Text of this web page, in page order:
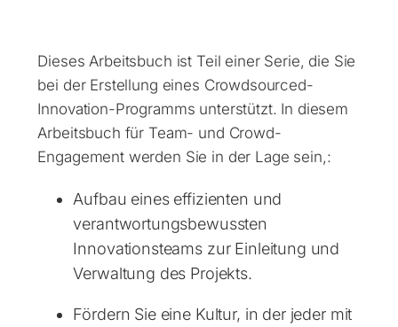
Dieses Arbeitsbuch ist Teil einer Serie, die Sie
bei der Erstellung eines Crowdsourced-
Innovation-Programms unterstützt. In diesem
Arbeitsbuch für Team- und Crowd-
Engagement werden Sie in der Lage sein,:
Aufbau eines effizienten und
verantwortungsbewussten
Innovationsteams zur Einleitung und
Verwaltung des Projekts.
Fördern Sie eine Kultur, in der jeder mit